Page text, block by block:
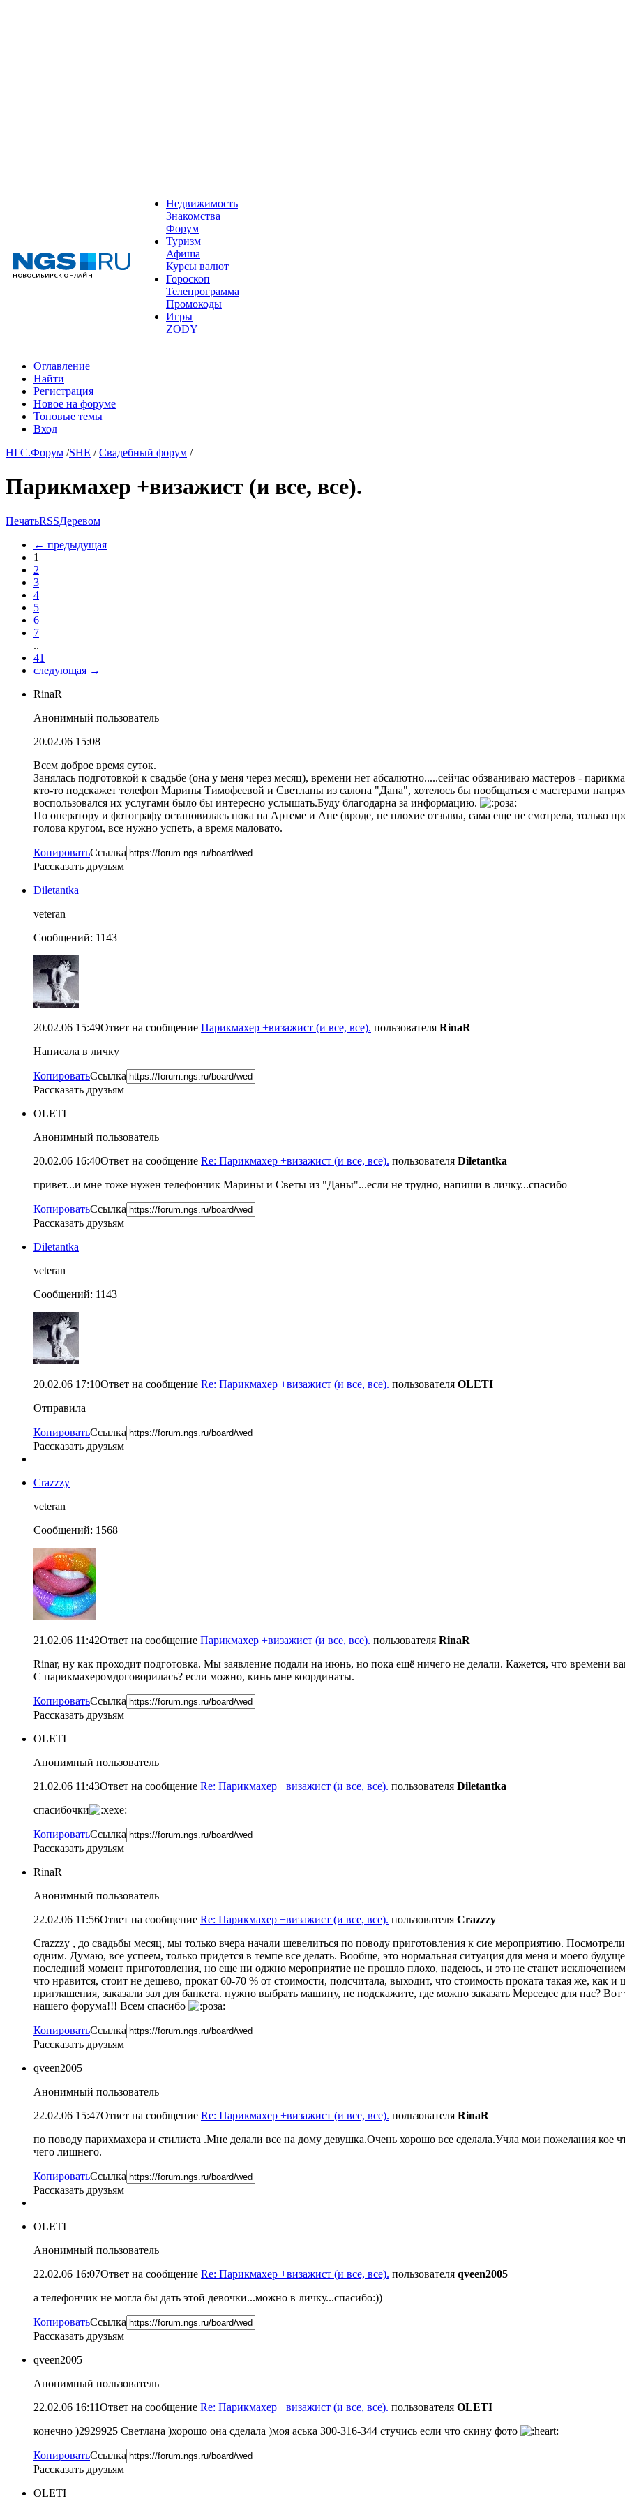
Недвижимость
Знакомства
Форум
Туризм
Афиша
Курсы валют
Гороскоп
Телепрограмма
Промокоды
Игры
ZODY
Оглавление
Найти
Регистрация
Новое на форуме
Топовые темы
Вход
НГС.Форум /SHE /Свадебный форум /
Парикмахер +визажист (и все, все).
ПечатьRSSДеревом
← предыдущая
1
2
3
4
5
6
7
..
41
следующая →
RinaR
Анонимный пользователь
20.02.06 15:08
Всем доброе время суток.
Занялась подготовкой к свадьбе (она у меня через месяц), времени нет абсалютно.....сейчас обзваниваю мастеров -
кто-то подскажет телефон Марины Тимофеевой и Светланы из салона "Дана", хотелось бы пообщаться с мастерами
воспользовался их услугами было бы интересно услышать.Буду благодарна за информацию.
По оператору и фотографу остановилась пока на Артеме и Ане (вроде, не плохие отзывы, сама еще не смотрела, только
голова кругом, все нужно успеть, а время маловато.
КопироватьСсылка
Рассказать друзьям
Diletantka
veteran
Сообщений: 1143
20.02.06 15:49Ответ на сообщение Парикмахер +визажист (и все, все). пользователя RinaR
Написала в личку
КопироватьСсылка
Рассказать друзьям
OLETI
Анонимный пользователь
20.02.06 16:40Ответ на сообщение Re: Парикмахер +визажист (и все, все). пользователя Diletantka
привет...и мне тоже нужен телефончик Марины и Светы из "Даны"...если не трудно, напиши в личку...спасибо
КопироватьСсылка
Рассказать друзьям
Diletantka
veteran
Сообщений: 1143
20.02.06 17:10Ответ на сообщение Re: Парикмахер +визажист (и все, все). пользователя OLETI
Отправила
КопироватьСсылка
Рассказать друзьям
Crazzzy
veteran
Сообщений: 1568
21.02.06 11:42Ответ на сообщение Парикмахер +визажист (и все, все). пользователя RinaR
Rinar, ну как проходит подготовка. Мы заявление подали на июнь, но пока ещё ничего не делали. Кажется, что времени
С парикмахеромдоговорилась? если можно, кинь мне координаты.
КопироватьСсылка
Рассказать друзьям
OLETI
Анонимный пользователь
21.02.06 11:43Ответ на сообщение Re: Парикмахер +визажист (и все, все). пользователя Diletantka
спасибочки
КопироватьСсылка
Рассказать друзьям
RinaR
Анонимный пользователь
22.02.06 11:56Ответ на сообщение Re: Парикмахер +визажист (и все, все). пользователя Crazzzy
Crazzzy , до свадьбы месяц, мы только вчера начали шевелиться по поводу приготовления к сие мероприятию. Посмотрели
одним. Думаю, все успеем, только придется в темпе все делать. Вообще, это нормальная ситуация для меня и моего
последний момент приготовления, но еще ни оджно мероприятие не прошло плохо, надеюсь, и это не станет
что нравится, стоит не дешево, прокат 60-70 % от стоимости, подсчитала, выходит, что стоимость проката такая же,
приглашения, заказали зал для банкета. нужно выбрать машину, не подскажите, где можно заказать Мерседес для нас? Вот
нашего форума!!! Всем спасибо
КопироватьСсылка
Рассказать друзьям
qveen2005
Анонимный пользователь
22.02.06 15:47Ответ на сообщение Re: Парикмахер +визажист (и все, все). пользователя RinaR
по поводу парихмахера и стилиста .Мне делали все на дому девушка.Очень хорошо все сделала.Учла мои пожелания кое
чего лишнего.
КопироватьСсылка
Рассказать друзьям
OLETI
Анонимный пользователь
22.02.06 16:07Ответ на сообщение Re: Парикмахер +визажист (и все, все). пользователя qveen2005
а телефончик не могла бы дать этой девочки...можно в личку...спасибо:))
КопироватьСсылка
Рассказать друзьям
qveen2005
Анонимный пользователь
22.02.06 16:11Ответ на сообщение Re: Парикмахер +визажист (и все, все). пользователя OLETI
конечно )2929925 Светлана )хорошо она сделала )моя аська 300-316-344 стучись если что скину фото
КопироватьСсылка
Рассказать друзьям
OLETI